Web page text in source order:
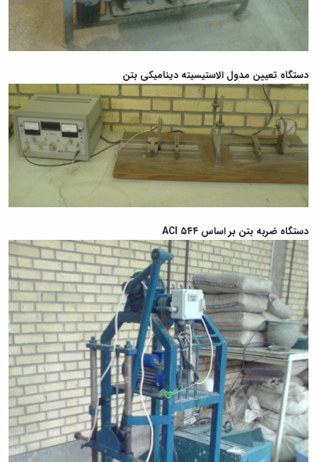
دستگاه تعیین مدول الاستیسیته دینامیکی بتن
دستگاه ضربه بتن بر اساس ACI ۵۴۴